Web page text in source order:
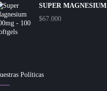
SUPER MAGNESIUM
$67.000
Políticas